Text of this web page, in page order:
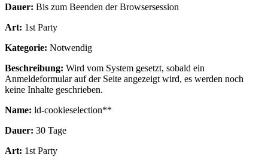
Dauer: Bis zum Beenden der Browsersession
Art: 1st Party
Kategorie: Notwendig
Beschreibung: Wird vom System gesetzt, sobald ein
Anmeldeformular auf der Seite angezeigt wird, es werden noch
keine Inhalte geschrieben.
Name: ld-cookieselection**
Dauer: 30 Tage
Art: 1st Party